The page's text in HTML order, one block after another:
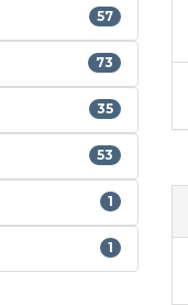
57
73
35
53
1
1